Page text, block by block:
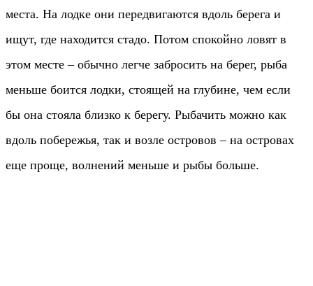
места. На лодке они передвигаются вдоль берега и
ищут, где находится стадо. Потом спокойно ловят в
этом месте – обычно легче забросить на берег, рыба
меньше боится лодки, стоящей на глубине, чем если
бы она стояла близко к берегу. Рыбачить можно как
вдоль побережья, так и возле островов – на островах
еще проще, волнений меньше и рыбы больше.